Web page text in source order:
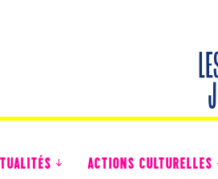
ACTIONS CULTURELLES